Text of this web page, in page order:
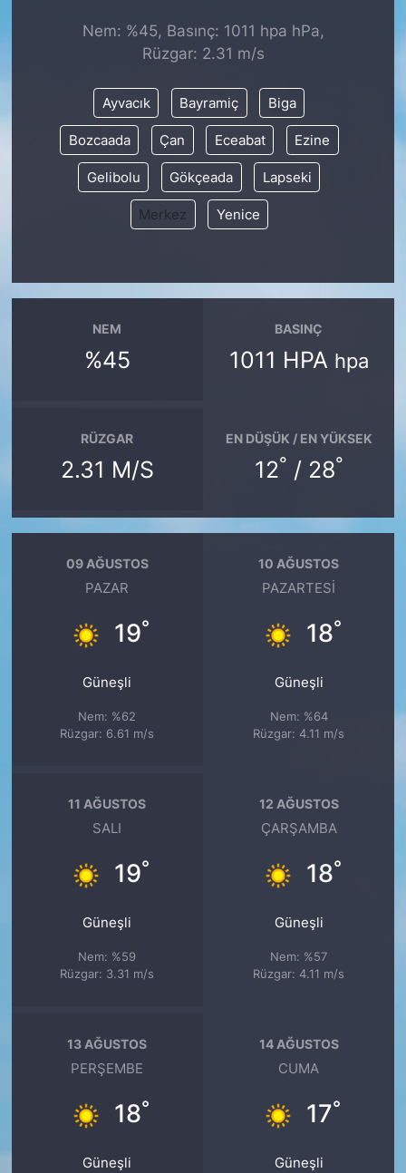
Nem: %45, Basınç: 1011 hpa hPa,
Rüzgar: 2.31 m/s
Ayvacık Bayramiç Biga
Bozcaada Çan Eceabat Ezine
Gelibolu Gökçeada Lapseki
Merkez Yenice
NEM
%45
BASINÇ
1011 HPA hpa
RÜZGAR
2.31 M/S
EN DÜŞÜK / EN YÜKSEK
12° / 28°
09 AĞUSTOS
PAZAR
19°
Güneşli
Nem: %62
Rüzgar: 6.61 m/s
10 AĞUSTOS
PAZARTESI
18°
Güneşli
Nem: %64
Rüzgar: 4.11 m/s
11 AĞUSTOS
SALI
19°
Güneşli
Nem: %59
Rüzgar: 3.31 m/s
12 AĞUSTOS
ÇARŞAMBA
18°
Güneşli
Nem: %57
Rüzgar: 4.11 m/s
13 AĞUSTOS
PERŞEMBE
18°
Güneşli
14 AĞUSTOS
CUMA
17°
Güneşli
KONGRE HABERLERİ
KONGRE TAKVİMİ
RÖPORTAJLAR
BİYOGRAFİLER